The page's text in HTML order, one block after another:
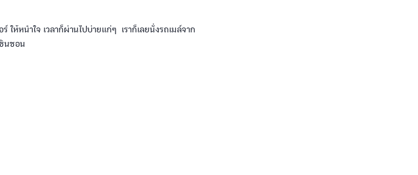
ให้หนำใจ เวลาก็ผ่านไปบ่ายแก่ๆ เราก็เลยนั่งรถเมล์จาก
นชอน